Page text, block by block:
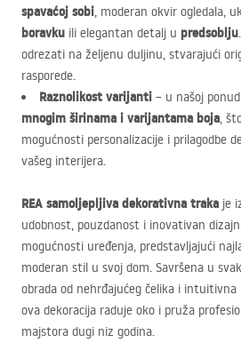
spavaćoj sobi, moderan okvir ogledala,
boravku ili elegantan detalj u predsoblju
odrezati na željenu duljinu, stvarajući
rasporede.
Raznolikost varijanti – u našoj
mnogim širinama i varijantama boja,
mogućnosti personalizacije i prilagodbe
vašeg interijera.
REA samoljepljiva dekorativna traka je
udobnost, pouzdanost i inovativan
mogućnosti uređenja, predstavljajući
moderan stil u svoj dom. Savršena u
obrada od nehrđajućeg čelika i
ova dekoracija raduje oko i pruža
majstora dugi niz godina.